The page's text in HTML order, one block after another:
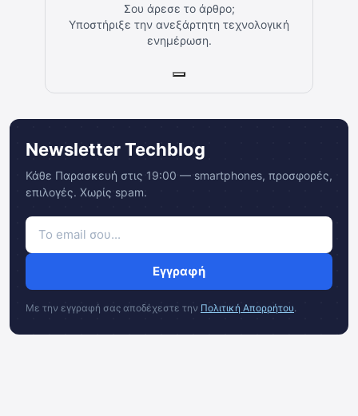
Σου άρεσε το άρθρο;
Υποστήριξε την ανεξάρτητη τεχνολογική
ενημέρωση.
Newsletter Techblog
Κάθε Παρασκευή στις 19:00 — smartphones, προσφορές,
επιλογές. Χωρίς spam.
Εγγραφή
Με την εγγραφή σας αποδέχεστε την Πολιτική Απορρήτου.